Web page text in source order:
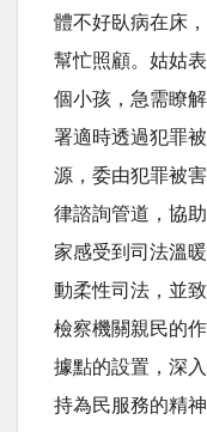
體不好臥病在床
幫忙照顧。姑姑
個小孩，急需瞭
署適時透過犯罪
源，委由犯罪被
律諮詢管道，協
家感受到司法溫
動柔性司法，並
檢察機關親民的
據點的設置，深
持為民服務的精